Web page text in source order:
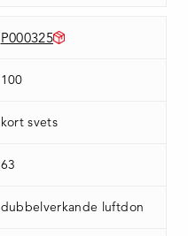
P000325
100
kort svets
63
dubbelverkande luftdon